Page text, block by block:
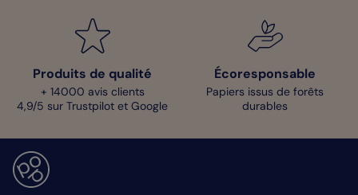
Produits de qualité
+ 14000 avis clients
4,9/5 sur Trustpilot et Google
Écoresponsable
Papiers issus de forêts
durables